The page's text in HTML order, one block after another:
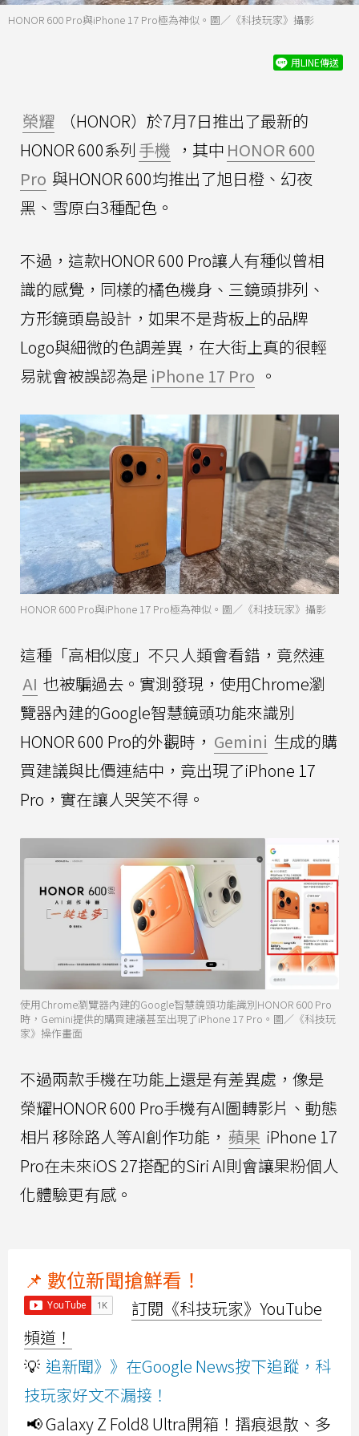
HONOR 600 Pro與iPhone 17 Pro極為神似。圖／《科技玩家》攝影
用LINE傳送
榮耀
（HONOR）於7月7日推出了最新的
HONOR 600系列 手機 ，其中 HONOR 600
Pro 與HONOR 600均推出了旭日橙、幻夜
黑、雪原白3種配色。
不過，這款HONOR 600 Pro讓人有種似曾相
識的感覺，同樣的橘色機身、三鏡頭排列、
方形鏡頭島設計，如果不是背板上的品牌
Logo與細微的色調差異，在大街上真的很輕
易就會被誤認為是 iPhone 17 Pro 。
HONOR 600 Pro與iPhone 17 Pro極為神似。圖／《科技玩家》攝影
這種「高相似度」不只人類會看錯，竟然連
AI 也被騙過去。實測發現，使用Chrome瀏
覽器內建的Google智慧鏡頭功能來識別
HONOR 600 Pro的外觀時， Gemini 生成的購
買建議與比價連結中，竟出現了iPhone 17
Pro，實在讓人哭笑不得。
使用Chrome瀏覽器內建的Google智慧鏡頭功能識別HONOR 600 Pro
時，Gemini提供的購買建議甚至出現了iPhone 17 Pro。圖／《科技玩
家》操作畫面
不過兩款手機在功能上還是有差異處，像是
榮耀HONOR 600 Pro手機有AI圖轉影片、動態
相片移除路人等AI創作功能， 蘋果 iPhone 17
Pro在未來iOS 27搭配的Siri AI則會讓果粉個人
化體驗更有感。
📌 數位新聞搶鮮看！
訂閱《科技玩家》YouTube
頻道！
💡 追新聞》》在Google News按下追蹤，科
技玩家好文不漏接！
📢 Galaxy Z Fold8 Ultra開箱！摺痕退散、多